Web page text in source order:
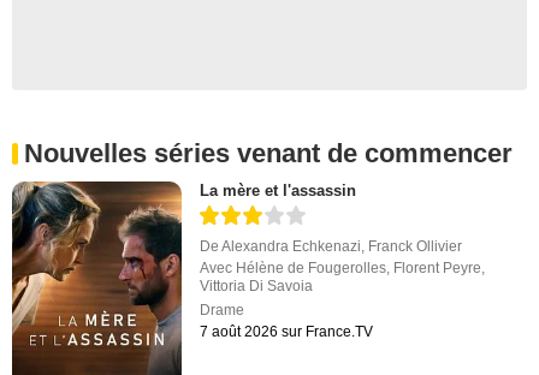
Nouvelles séries venant de commencer
La mère et l'assassin
DeAlexandra Echkenazi Franck Ollivier
Avec Hélène de Fougerolles Florent Peyre
Vittoria Di Savoia
Drame
7 août 2026 sur France.TV